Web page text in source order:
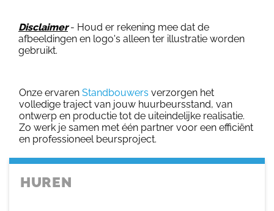
Disclaimer- Houd er rekening mee dat de
afbeeldingen en logo's alleen ter illustratie worden
gebruikt.
Onze ervaren Standbouwers verzorgen het
volledige traject van jouw huurbeursstand, van
ontwerp en productie tot de uiteindelijke realisatie.
Zo werk je samen met één partner voor een efficiënt
en professioneel beursproject.
HUREN